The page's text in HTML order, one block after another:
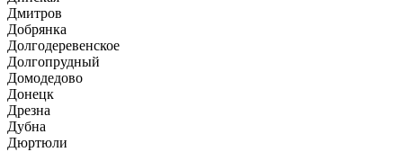
Дмитров
Добрянка
Долгодеревенское
Долгопрудный
Домодедово
Донецк
Дрезна
Дубна
Дюртюли